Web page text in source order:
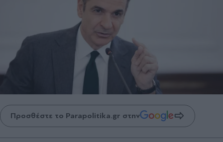
Προσθέστε το Parapolitika.gr στην